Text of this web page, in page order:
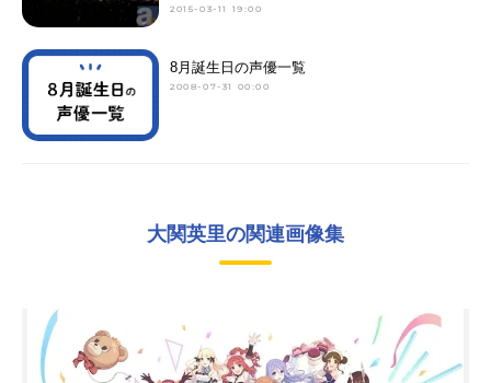
2015-03-11 19:00
8月誕生日の声優一覧
2008-07-31 00:00
大関英里の関連画像集